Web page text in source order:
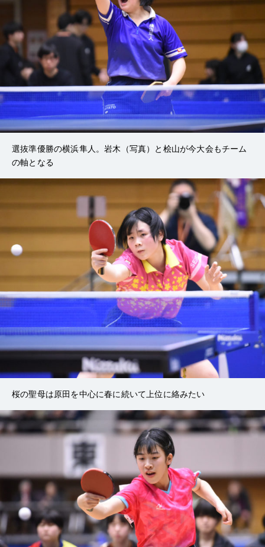
選抜準優勝の横浜隼人。岩木（写真）と桧山が今大会もチーム
の軸となる
桜の聖母は原田を中心に春に続いて上位に絡みたい